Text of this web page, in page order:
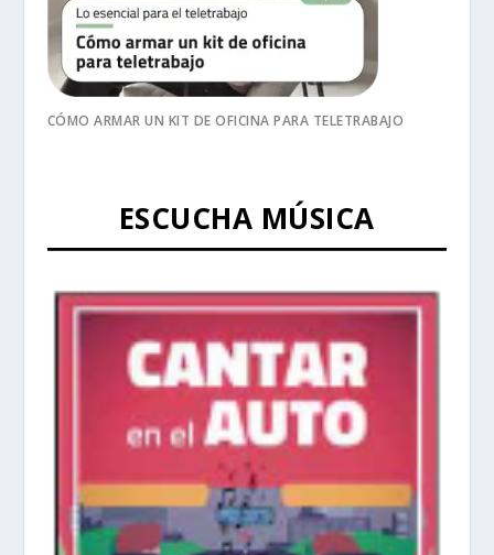
CÓMO ARMAR UN KIT DE OFICINA PARA TELETRABAJO
ESCUCHA MÚSICA